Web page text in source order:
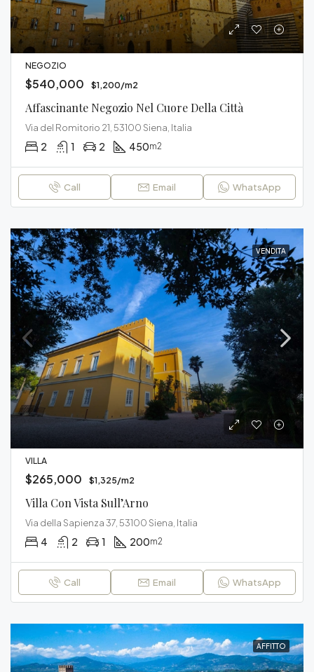
NEGOZIO
$540,000 $1,200/m2
Affascinante Negozio Nel Cuore Della Città
Via del Romitorio 21, 53100 Siena, Italia
2 1 2 450m2
Call Email WhatsApp
VENDITA
VILLA
$265,000 $1,325/m2
Villa Con Vista Sull’Arno
Via della Sapienza 37, 53100 Siena, Italia
4 2 1 200m2
Call Email WhatsApp
AFFITTO